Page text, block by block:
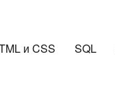
и CSS SQL